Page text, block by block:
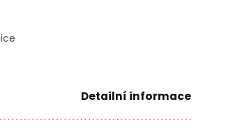
Detailní informace